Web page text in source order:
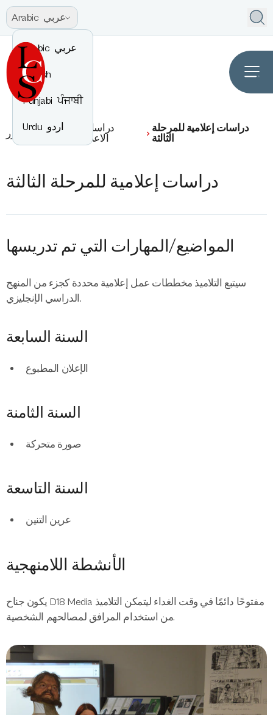
Arabic عربي
Arabic عربي
English
Punjabi ਪੰਜਾਬੀ
Urdu اردو
مقرر إنجليزي
دراسات
الاعلام
دراسات إعلامية للمرحلة
الثالثة
دراسات إعلامية للمرحلة الثالثة
المواضيع/المهارات التي تم تدريسها
سيتبع التلاميذ مخططات عمل إعلامية محددة كجزء من المنهج
الدراسي الإنجليزي.
السنة السابعة
الإعلان المطبوع
السنة الثامنة
صورة متحركة
السنة التاسعة
عرين التنين
الأنشطة اللامنهجية
يكون جناح D18 Media مفتوحًا دائمًا في وقت الغداء ليتمكن التلاميذ
من استخدام المرافق لمصالحهم الشخصية.